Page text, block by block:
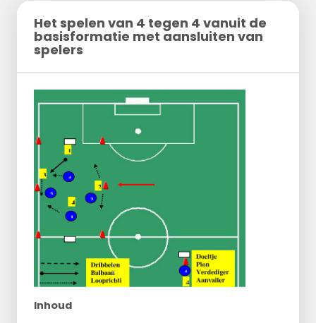
Het spelen van 4 tegen 4 vanuit de
basisformatie met aansluiten van
spelers
Inhoud